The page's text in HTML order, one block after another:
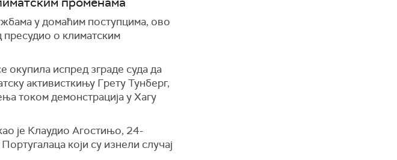
у домаћим поступцима, ово
пресудио о климатским
окупила испред зграде суда да
активисткињу Грету Тунберг,
током демонстрација у Хагу
је Клаудио Агостињо, 24-
који су изнели случај